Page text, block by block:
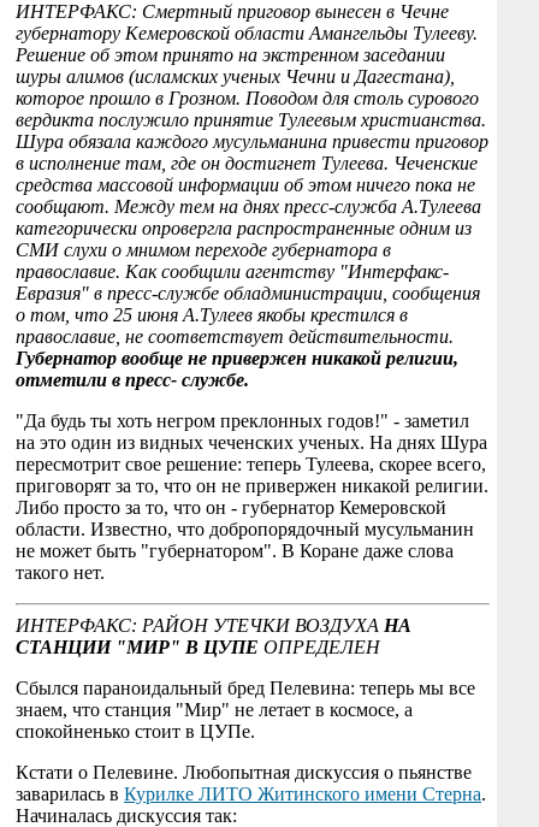
ИНТЕРФАКС: Смертный приговор вынесен в Чечне
губернатору Кемеровской области Амангельды Тулееву.
Решение об этом принято на экстренном заседании
шуры алимов (исламских ученых Чечни и Дагестана),
которое прошло в Грозном. Поводом для столь сурового
вердикта послужило принятие Тулеевым христианства.
Шура обязала каждого мусульманина привести приговор
в исполнение там, где он достигнет Тулеева. Чеченские
средства массовой информации об этом ничего пока не
сообщают. Между тем на днях пресс-служба А.Тулеева
категорически опровергла распространенные одним из
СМИ слухи о мнимом переходе губернатора в
православие. Как сообщили агентству "Интерфакс-
Евразия" в пресс-службе обладминистрации, сообщения
о том, что 25 июня А.Тулеев якобы крестился в
православие, не соответствует действительности.
Губернатор вообще не привержен никакой религии,
отметили в пресс- службе.
"Да будь ты хоть негром преклонных годов!" - заметил
на это один из видных чеченских ученых. На днях Шура
пересмотрит свое решение: теперь Тулеева, скорее всего,
приговорят за то, что он не привержен никакой религии.
Либо просто за то, что он - губернатор Кемеровской
области. Известно, что добропорядочный мусульманин
не может быть "губернатором". В Коране даже слова
такого нет.
ИНТЕРФАКС: РАЙОН УТЕЧКИ ВОЗДУХА НА
СТАНЦИИ "МИР" В ЦУПЕ ОПРЕДЕЛЕН
Сбылся параноидальный бред Пелевина: теперь мы все
знаем, что станция "Мир" не летает в космосе, а
спокойненько стоит в ЦУПе.
Кстати о Пелевине. Любопытная дискуссия о пьянстве
заварилась в Курилке ЛИТО Житинского имени Стерна.
Начиналась дискуссия так: